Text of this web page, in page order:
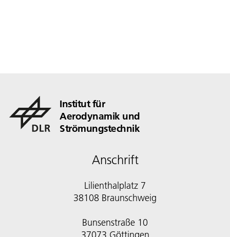
Institut für
Aerodynamik und
Strömungstechnik
Anschrift
Lilienthalplatz 7
38108 Braunschweig
Bunsenstraße 10